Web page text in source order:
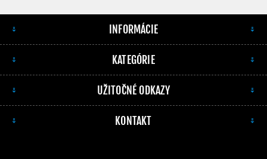
INFORMÁCIE
KATEGÓRIE
UŽITOČNÉ ODKAZY
KONTAKT